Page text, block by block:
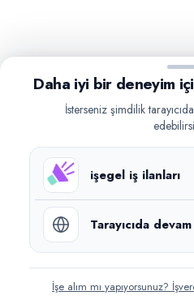
Daha iyi bir deneyim
İsterseniz şimdilik
işegel iş ilanları
Tarayıcıda devam
İşe alım mı yapıyorsunuz?